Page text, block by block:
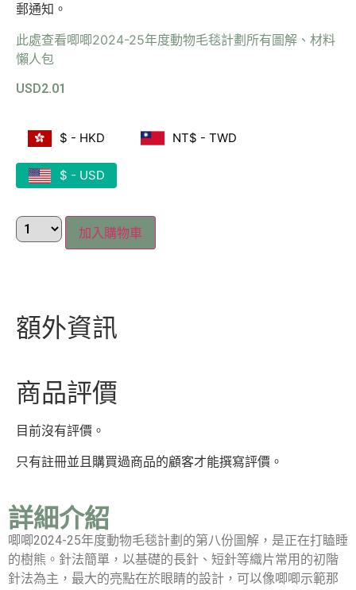
郵通知。
此處查看唧唧2024-25年度動物毛毯計劃所有圖解、材料
懶人包
USD2.01
$ - HKD NT$ - TWD
$ - USD
加入購物車
額外資訊
商品評價
目前沒有評價。
只有註冊並且購買過商品的顧客才能撰寫評價。
詳細介紹
唧唧2024-25年度動物毛毯計劃的第八份圖解，是正在打瞌睡
的樹熊。針法簡單，以基礎的長針、短針等織片常用的初階
針法為主，最大的亮點在於眼睛的設計，可以像唧唧示範那